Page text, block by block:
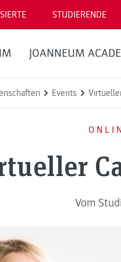
STUDIERENDE
JOANNEUM
Events
Vom